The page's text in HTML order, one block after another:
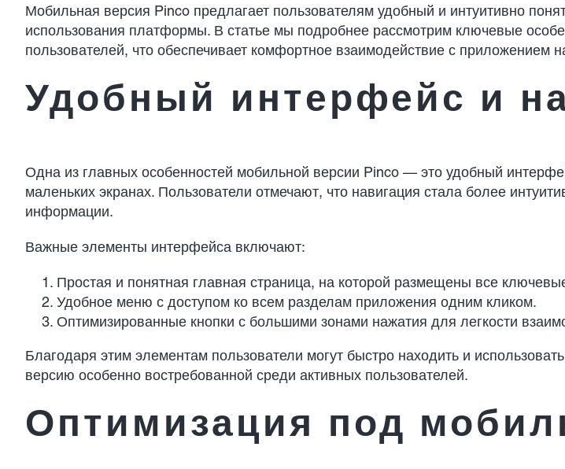
Мобильная версия Pinco предлагает пользователям удобный и интуитивно
использования платформы. В статье мы подробнее рассмотрим ключевые
пользователей, что обеспечивает комфортное взаимодействие с приложением
Удобный интерфейс и
Одна из главных особенностей мобильной версии Pinco — это удобный
маленьких экранах. Пользователи отмечают, что навигация стала более
информации.
Важные элементы интерфейса включают:
Простая и понятная главная страница, на которой размещены все
Удобное меню с доступом ко всем разделам приложения одним кликом.
Оптимизированные кнопки с большими зонами нажатия для легкости
Благодаря этим элементам пользователи могут быстро находить и
версию особенно востребованной среди активных пользователей.
Оптимизация под